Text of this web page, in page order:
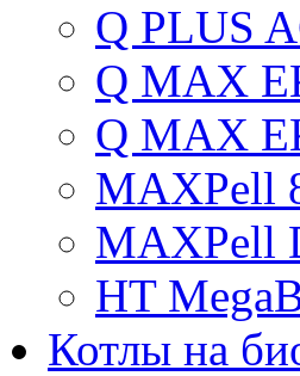
Q PLUS
Q MAX
Q MAX
MAXPell
MAXPell
HT
Котлы на